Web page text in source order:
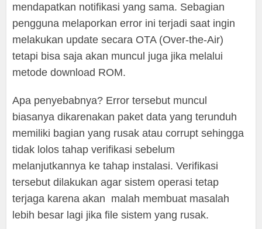
mendapatkan notifikasi yang sama. Sebagian
pengguna melaporkan error ini terjadi saat ingin
melakukan update secara OTA (Over-the-Air)
tetapi bisa saja akan muncul juga jika melalui
metode download ROM.
Apa penyebabnya? Error tersebut muncul
biasanya dikarenakan paket data yang terunduh
memiliki bagian yang rusak atau corrupt sehingga
tidak lolos tahap verifikasi sebelum
melanjutkannya ke tahap instalasi. Verifikasi
tersebut dilakukan agar sistem operasi tetap
terjaga karena akan malah membuat masalah
lebih besar lagi jika file sistem yang rusak.